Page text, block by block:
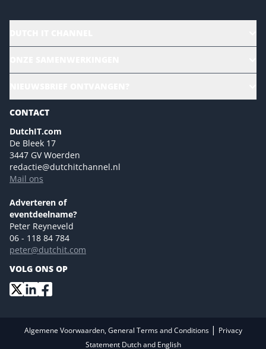
Magazines
Marketingmogelijkheden 2026
Eventmogelijkheden 2026
Advertising opportunities 2026 ENG
Event opportunities 2026 ENG
NL Digital
Versturen
CONTACT
DutchIT.com
De Bleek 17
3447 GV Woerden
redactie@dutchitchannel.nl
Mail ons
Adverteren of
eventdeelname?
Peter Reyneveld
06 - 118 84 784
peter@dutchit.com
VOLG ONS OP
Algemene Voorwaarden, General Terms and Conditions | Privacy
Statement Dutch and English